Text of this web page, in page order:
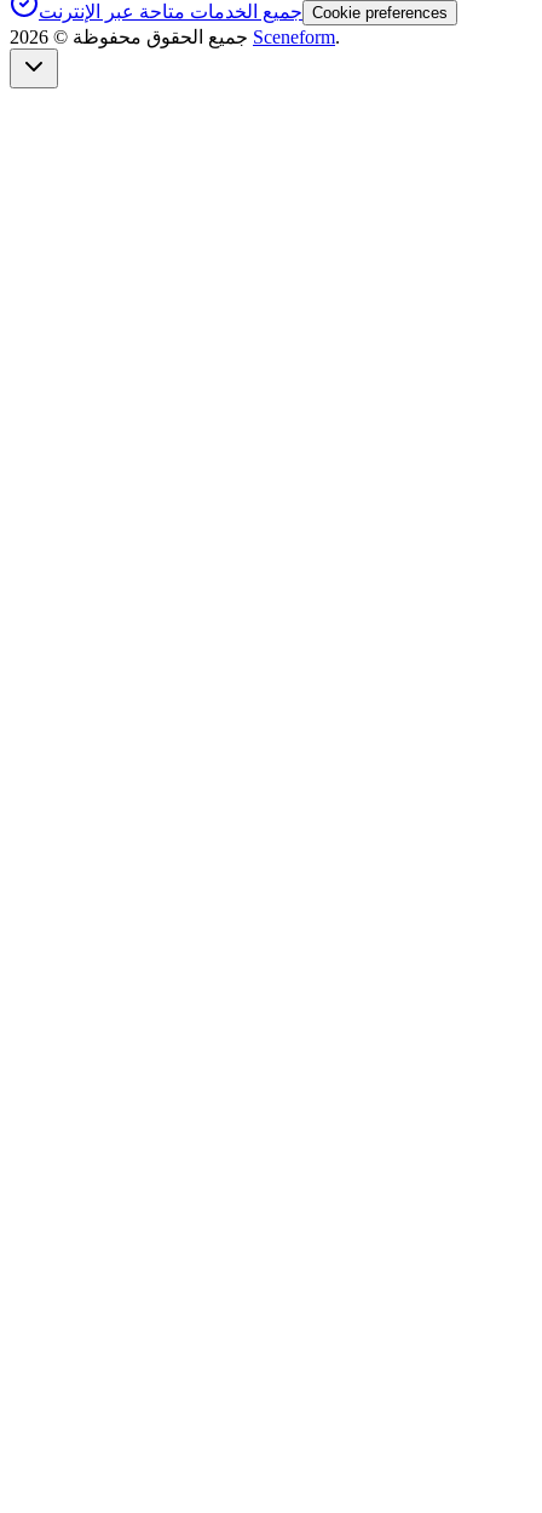
جميع الخدمات متاحة عبر الإنترنت Cookie preferences
جميع الحقوق محفوظة © 2026 Sceneform.